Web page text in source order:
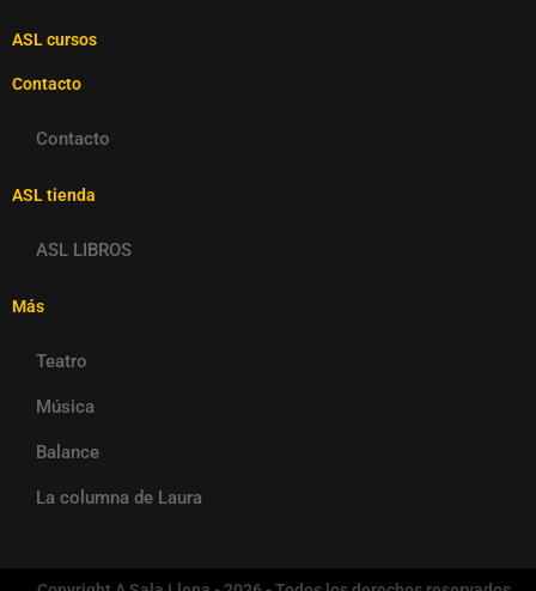
ASL cursos
Contacto
Contacto
ASL tienda
ASL LIBROS
Más
Teatro
Música
Balance
La columna de Laura